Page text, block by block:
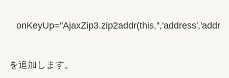
を追加します。